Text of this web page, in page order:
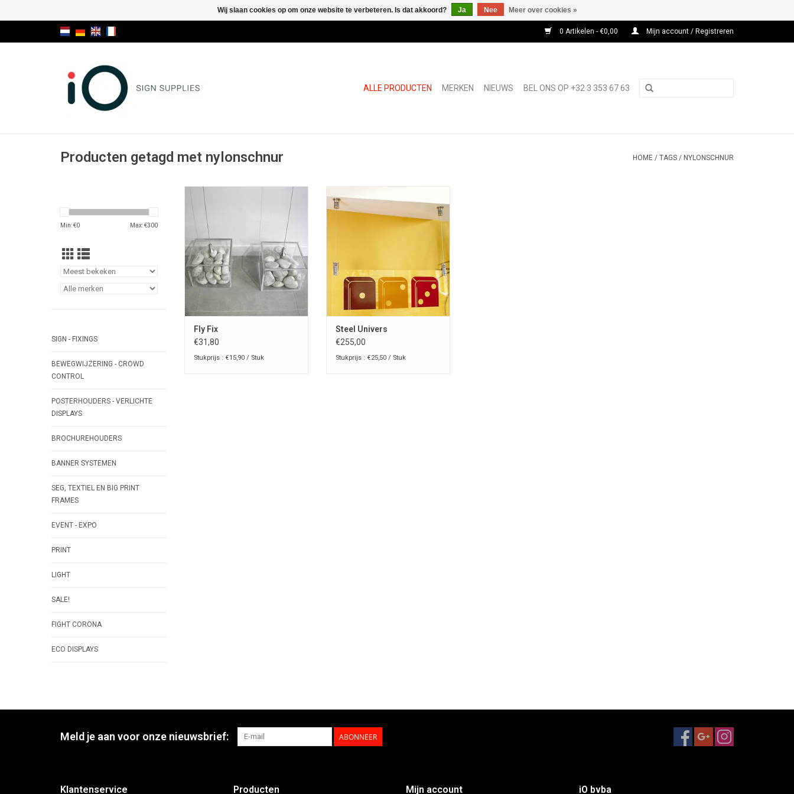
0 Artikelen - €0,00 Mijn account / Registreren
ALLE PRODUCTEN MERKEN NIEUWS BEL ONS OP +32 3 353 67 63
Producten getagd met nylonschnur HOME / TAGS / NYLONSCHNUR
Min: €0 Max: €300
SIGN - FIXINGS
BEWEGWIJZERING - CROWD
CONTROL
POSTERHOUDERS - VERLICHTE
DISPLAYS
BROCHUREHOUDERS
BANNER SYSTEMEN
SEG, TEXTIEL EN BIG PRINT
FRAMES
EVENT - EXPO
PRINT
LIGHT
SALE!
FIGHT CORONA
ECO DISPLAYS
TOEVOEGEN AAN WINKELWAGEN
Fly Fix
€31,80
Stukprijs : €15,90 / Stuk
steun voor kabel
TOEVOEGEN AAN WINKELWAGEN
Steel Univers
€255,00
Stukprijs : €25,50 / Stuk
Meld je aan voor onze nieuwsbrief: ABONNEER
Klantenservice Producten Mijn account iO bvba
Wij slaan cookies op om onze website te verbeteren. Is dat akkoord? Ja Nee Meer over cookies »